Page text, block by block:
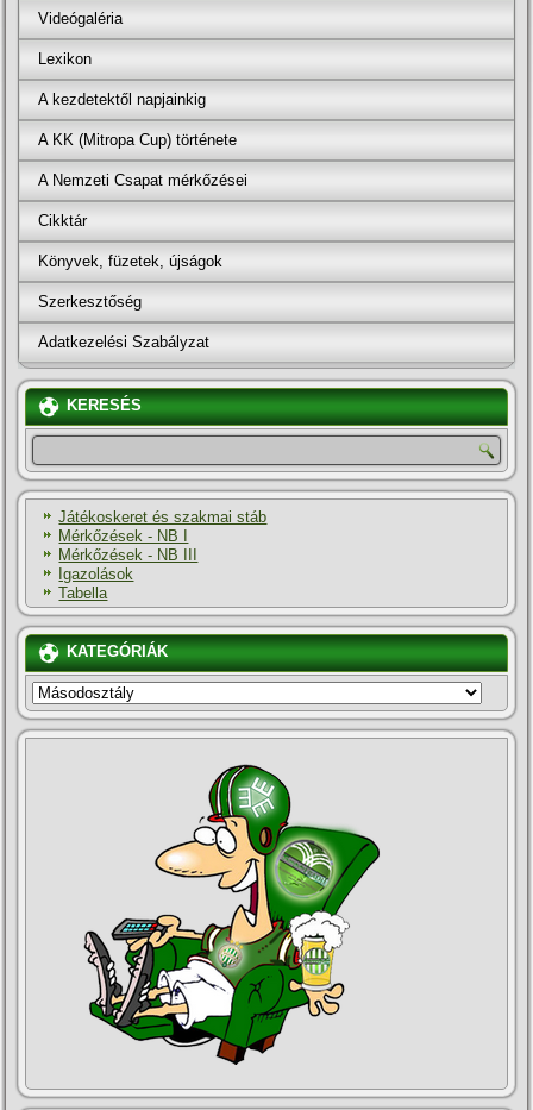
Videógaléria
Lexikon
A kezdetektől napjainkig
A KK (Mitropa Cup) története
A Nemzeti Csapat mérkőzései
Cikktár
Könyvek, füzetek, újságok
Szerkesztőség
Adatkezelési Szabályzat
KERESÉS
Játékoskeret és szakmai stáb
Mérkőzések - NB I
Mérkőzések - NB III
Igazolások
Tabella
KATEGÓRIÁK
KATEGÓRIÁK